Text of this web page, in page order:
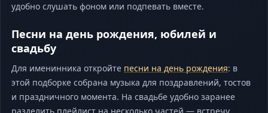
удобно слушать фоном или подпевать вместе.
Песни на день рождения, юбилей и
свадьбу
Для именинника откройте песни на день рождения: в
этой подборке собрана музыка для поздравлений, тостов
и праздничного момента. На свадьбе удобно заранее